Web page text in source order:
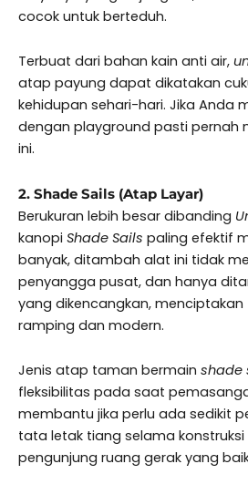
cocok untuk berteduh.
Terbuat dari bahan kain anti air,
atap payung dapat dikatakan
kehidupan sehari-hari. Jika Anda
dengan playground pasti pernah
ini.
2. Shade Sails (Atap Layar)
Berukuran lebih besar dibanding
kanopi Shade Sails paling efektif
banyak, ditambah alat ini tidak
penyangga pusat, dan hanya
yang dikencangkan,
ramping dan modern.
Jenis atap taman bermain shade
fleksibilitas pada saat
membantu jika perlu ada sedikit
tata letak tiang selama
pengunjung ruang gerak yang